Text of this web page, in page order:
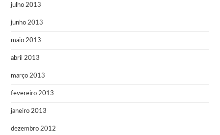
julho 2013
junho 2013
maio 2013
abril 2013
março 2013
fevereiro 2013
janeiro 2013
dezembro 2012